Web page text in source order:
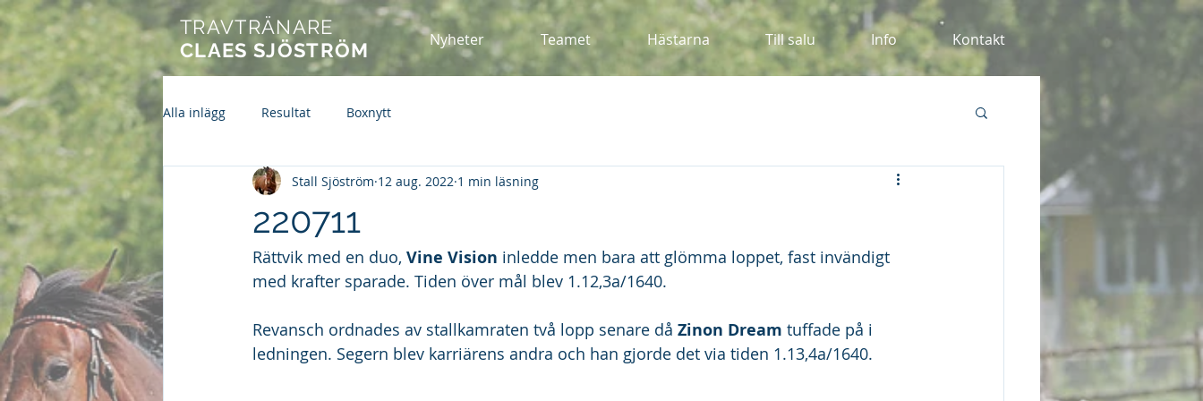
TRAVTRÄNARE
CLAES SJÖSTRÖM
Nyheter Teamet Hästarna Till salu Info Kontakt
Alla inlägg Resultat Boxnytt
220711
Stall Sjöström 12 aug. 2022 1 min läsning
Rättvik med en duo, Vine Vision inledde men bara att glömma loppet, fast invändigt
med krafter sparade. Tiden över mål blev 1.12,3a/1640.
Revansch ordnades av stallkamraten två lopp senare då Zinon Dream tuffade på i
ledningen. Segern blev karriärens andra och han gjorde det via tiden 1.13,4a/1640.